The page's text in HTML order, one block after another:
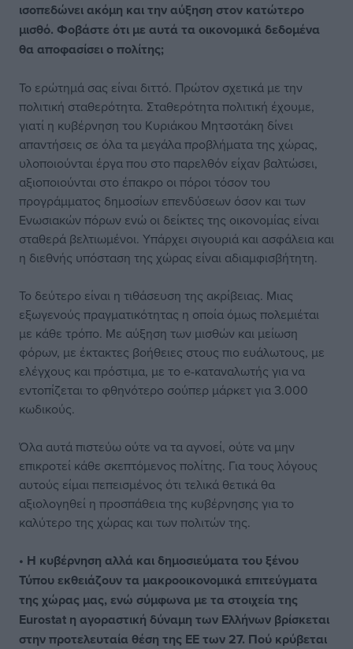
ισοπεδώνει ακόμη και την αύξηση στον κατώτερο
μισθό. Φοβάστε ότι με αυτά τα οικονομικά δεδομένα
θα αποφασίσει ο πολίτης;
Το ερώτημά σας είναι διττό. Πρώτον σχετικά με την
πολιτική σταθερότητα. Σταθερότητα πολιτική έχουμε,
γιατί η κυβέρνηση του Κυριάκου Μητσοτάκη δίνει
απαντήσεις σε όλα τα μεγάλα προβλήματα της χώρας,
υλοποιούνται έργα που στο παρελθόν είχαν βαλτώσει,
αξιοποιούνται στο έπακρο οι πόροι τόσον του
προγράμματος δημοσίων επενδύσεων όσον και των
Ενωσιακών πόρων ενώ οι δείκτες της οικονομίας είναι
σταθερά βελτιωμένοι. Υπάρχει σιγουριά και ασφάλεια και
η διεθνής υπόσταση της χώρας είναι αδιαμφισβήτητη.
Το δεύτερο είναι η τιθάσευση της ακρίβειας. Μιας
εξωγενούς πραγματικότητας η οποία όμως πολεμιέται
με κάθε τρόπο. Με αύξηση των μισθών και μείωση
φόρων, με έκτακτες βοήθειες στους πιο ευάλωτους, με
ελέγχους και πρόστιμα, με το e-καταναλωτής για να
εντοπίζεται το φθηνότερο σούπερ μάρκετ για 3.000
κωδικούς.
Όλα αυτά πιστεύω ούτε να τα αγνοεί, ούτε να μην
επικροτεί κάθε σκεπτόμενος πολίτης. Για τους λόγους
αυτούς είμαι πεπεισμένος ότι τελικά θετικά θα
αξιολογηθεί η προσπάθεια της κυβέρνησης για το
καλύτερο της χώρας και των πολιτών της.
• Η κυβέρνηση αλλά και δημοσιεύματα του ξένου
Τύπου εκθειάζουν τα μακροοικονομικά επιτεύγματα
της χώρας μας, ενώ σύμφωνα με τα στοιχεία της
Eurostat η αγοραστική δύναμη των Ελλήνων βρίσκεται
στην προτελευταία θέση της ΕΕ των 27. Πού κρύβεται